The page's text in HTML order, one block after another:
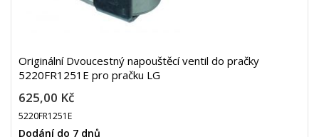
Originální Dvoucestný napouštěcí ventil do pračky
5220FR1251E pro pračku LG
625,00 Kč
5220FR1251E
Dodání do 7 dnů